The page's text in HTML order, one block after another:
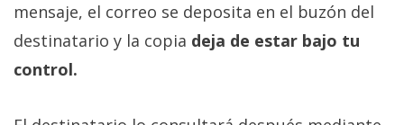
mensaje, el correo se deposita en el buzón del
destinatario y la copia deja de estar bajo tu
control.